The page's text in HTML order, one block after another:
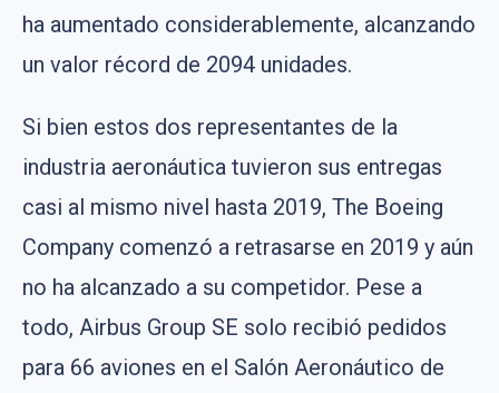
ha aumentado considerablemente, alcanzando
un valor récord de 2094 unidades.
Si bien estos dos representantes de la
industria aeronáutica tuvieron sus entregas
casi al mismo nivel hasta 2019, The Boeing
Company comenzó a retrasarse en 2019 y aún
no ha alcanzado a su competidor. Pese a
todo, Airbus Group SE solo recibió pedidos
para 66 aviones en el Salón Aeronáutico de